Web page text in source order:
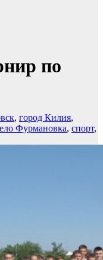
по
, город Килия,
Фурмановка, спорт,